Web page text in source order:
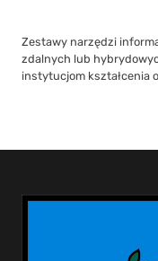
Zestawy narzędzi
zdalnych lub
instytucjom kształcenia